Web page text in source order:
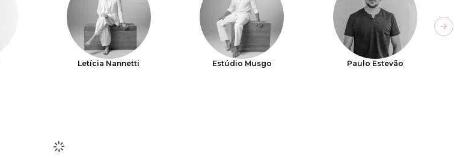
Letícia Nannetti Estúdio Musgo Paulo Estevão